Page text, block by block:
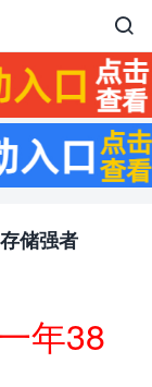

储强者
年38